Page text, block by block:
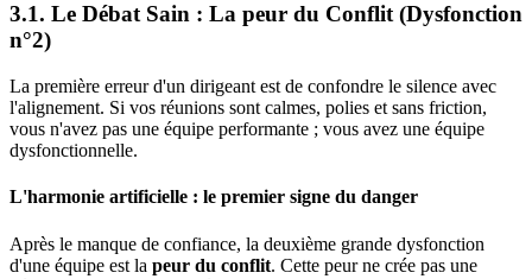
3.1. Le Débat Sain : La peur du Conflit (Dysfonction
n°2)
La première erreur d'un dirigeant est de confondre le silence avec
l'alignement. Si vos réunions sont calmes, polies et sans friction,
vous n'avez pas une équipe performante ; vous avez une équipe
dysfonctionnelle.
L'harmonie artificielle : le premier signe du danger
Après le manque de confiance, la deuxième grande dysfonction
d'une équipe est la peur du conflit. Cette peur ne crée pas une